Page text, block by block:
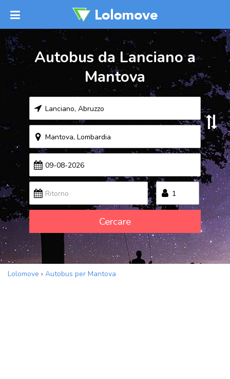
Autobus da Lanciano a
Mantova
Cercare
Lolomove › Autobus per Mantova